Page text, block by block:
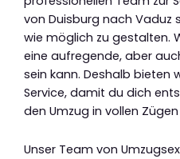
von Duisburg nach Vaduz
wie möglich zu gestalten.
eine aufregende, aber
sein kann. Deshalb bieten
Service, damit du dich
den Umzug in vollen
Unser Team von